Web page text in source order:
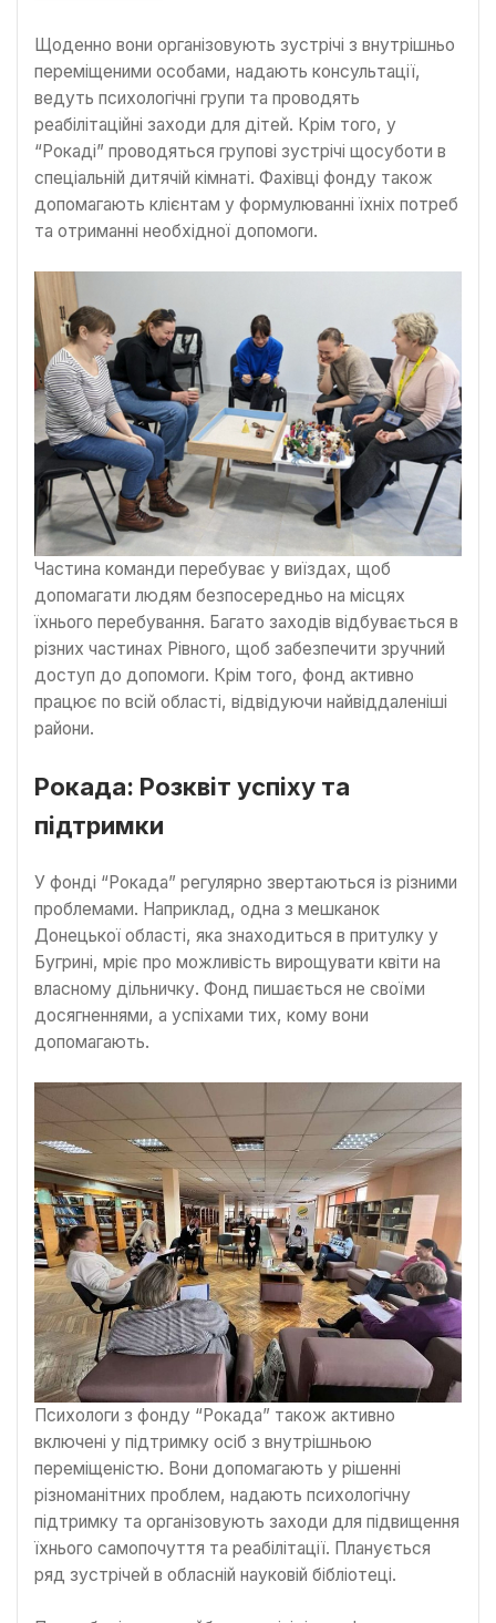
Щоденно вони організовують зустрічі з внутрішньо
переміщеними особами, надають консультації,
ведуть психологічні групи та проводять
реабілітаційні заходи для дітей. Крім того, у
“Рокаді” проводяться групові зустрічі щосуботи в
спеціальній дитячій кімнаті. Фахівці фонду також
допомагають клієнтам у формулюванні їхніх потреб
та отриманні необхідної допомоги.
Частина команди перебуває у виїздах, щоб
допомагати людям безпосередньо на місцях
їхнього перебування. Багато заходів відбувається в
різних частинах Рівного, щоб забезпечити зручний
доступ до допомоги. Крім того, фонд активно
працює по всій області, відвідуючи найвіддаленіші
райони.
Рокада: Розквіт успіху та
підтримки
У фонді “Рокада” регулярно звертаються із різними
проблемами. Наприклад, одна з мешканок
Донецької області, яка знаходиться в притулку у
Бугрині, мріє про можливість вирощувати квіти на
власному дільничку. Фонд пишається не своїми
досягненнями, а успіхами тих, кому вони
допомагають.
Психологи з фонду “Рокада” також активно
включені у підтримку осіб з внутрішньою
переміщеністю. Вони допомагають у рішенні
різноманітних проблем, надають психологічну
підтримку та організовують заходи для підвищення
їхнього самопочуття та реабілітації. Планується
ряд зустрічей в обласній науковій бібліотеці.